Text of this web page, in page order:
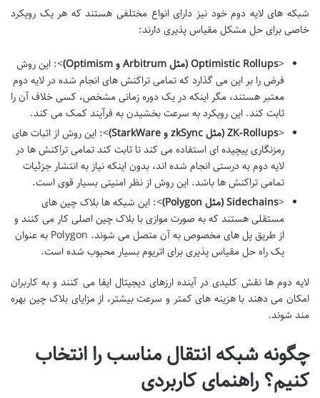
شبکه های لایه دوم خود نیز دارای انواع مختلفی هستند که هر یک رویکرد
خاصی برای حل مشکل مقیاس پذیری دارند:
<Optimistic Rollups (مثل Arbitrum و Optimism)
>: این روش
فرض را بر این می گذارد که تمامی تراکنش های انجام شده در لایه دوم
معتبر هستند، مگر اینکه در یک دوره زمانی مشخص، کسی خلاف آن را
ثابت کند. این رویکرد به سرعت بخشیدن به فرآیند کمک می کند.
<ZK-Rollups (مثل zkSync و StarkWare)
>: این روش از اثبات های
رمزنگاری پیچیده ای استفاده می کند تا ثابت کند تمامی تراکنش ها در
لایه دوم به درستی انجام شده اند، بدون اینکه نیاز به انتشار جزئیات
تمامی تراکنش ها باشد. این روش از نظر امنیتی بسیار قوی است.
<Sidechains (مثل Polygon)
>: این شبکه ها بلاک چین های
مستقلی هستند که به صورت موازی با بلاک چین اصلی کار می کنند و
از طریق پل های مخصوص به آن متصل می شوند. Polygon به عنوان
یک راه حل مقیاس پذیری برای اتریوم بسیار محبوب شده است.
لایه دوم ها نقش کلیدی در آینده ارزهای دیجیتال ایفا می کنند و به کاربران
امکان می دهند با هزینه های کمتر و سرعت بیشتر، از مزایای بلاک چین بهره
مند شوند.
چگونه شبکه انتقال مناسب را انتخاب
کنیم؟ راهنمای کاربردی